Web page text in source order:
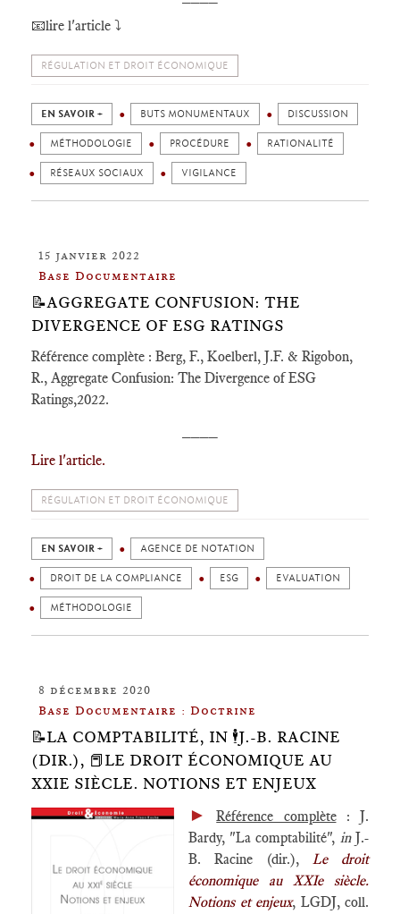
📧lire l'article ⤵️
RÉGULATION ET DROIT ÉCONOMIQUE
EN SAVOIR + BUTS MONUMENTAUX DISCUSSION
MÉTHODOLOGIE PROCÉDURE RATIONALITÉ
RÉSEAUX SOCIAUX VIGILANCE
15 janvier 2022
Base Documentaire
📝AGGREGATE CONFUSION: THE
DIVERGENCE OF ESG RATINGS
Référence complète : Berg, F., Koelberl, J.F. & Rigobon,
R., Aggregate Confusion: The Divergence of ESG
Ratings,2022.
Lire l'article.
RÉGULATION ET DROIT ÉCONOMIQUE
EN SAVOIR + AGENCE DE NOTATION
DROIT DE LA COMPLIANCE ESG EVALUATION
MÉTHODOLOGIE
8 décembre 2020
Base Documentaire : Doctrine
📝LA COMPTABILITÉ, IN 🕴️J.-B. RACINE
(DIR.), 📕LE DROIT ÉCONOMIQUE AU
XXIE SIÈCLE. NOTIONS ET ENJEUX
►Référence complète: J.
Bardy, "La comptabilité", in J.-
B. Racine (dir.), Le droit
économique au XXIe siècle.
Notions et enjeux, LGDJ, coll.